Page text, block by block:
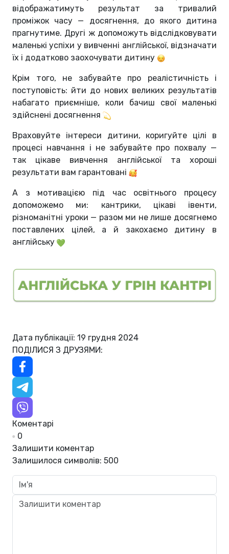
відображатимуть результат за тривалий
проміжок часу — досягнення, до якого дитина
прагнутиме. Другі ж допоможуть відслідковувати
маленькі успіхи у вивченні англійської, відзначати
їх і додатково заохочувати дитину
Крім того, не забувайте про реалістичність і
поступовість: йти до нових великих результатів
набагато приємніше, коли бачиш свої маленькі
здійснені досягнення
Враховуйте інтереси дитини, коригуйте цілі в
процесі навчання і не забувайте про похвалу —
так цікаве вивчення англійської та хороші
результати вам гарантовані
А з мотивацією під час освітнього процесу
допоможемо ми: кантрики, цікаві івенти,
різноманітні уроки — разом ми не лише досягнемо
поставлених цілей, а й закохаємо дитину в
англійську
Дата публікації: 19 грудня 2024
ПОДІЛИСЯ З ДРУЗЯМИ:
Коментарі
0
Залишити коментар
Залишилося символів: 500